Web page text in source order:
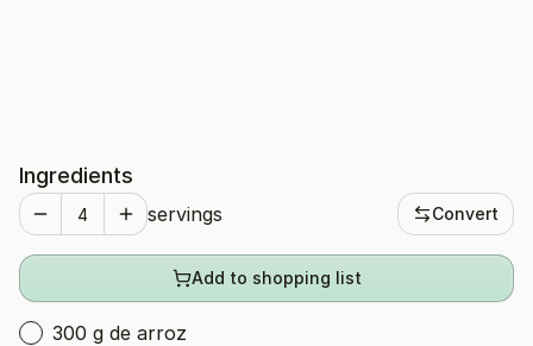
Ingredients
servings Convert
Add to shopping list
300 g de arroz